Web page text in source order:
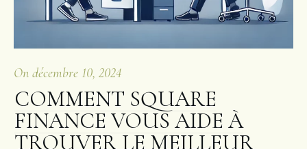
On décembre 10, 2024
COMMENT SQUARE
FINANCE VOUS AIDE À
TROUVER LE MEILLEUR